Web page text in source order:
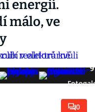
energií.
málo, ve
9
0